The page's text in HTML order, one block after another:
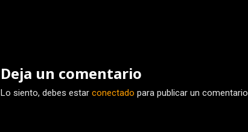
Deja un comentario
Lo siento, debes estarconectado para publicar un comentario.